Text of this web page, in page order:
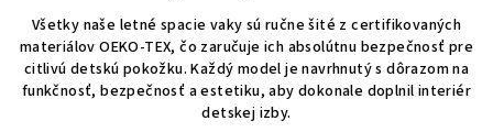
Všetky naše letné spacie vaky sú ručne šité z certifikovaných
materiálov OEKO-TEX, čo zaručuje ich absolútnu bezpečnosť pre
citlivú detskú pokožku. Každý model je navrhnutý s dôrazom na
funkčnosť, bezpečnosť a estetiku, aby dokonale doplnil interiér
detskej izby.